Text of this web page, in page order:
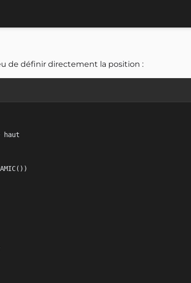
de définir directement la position :
haut